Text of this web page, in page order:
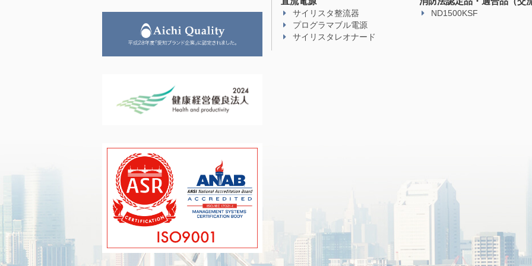
サイリスタ整流器
プログラマブル電源
サイリスタレオナード
ND1500KSF